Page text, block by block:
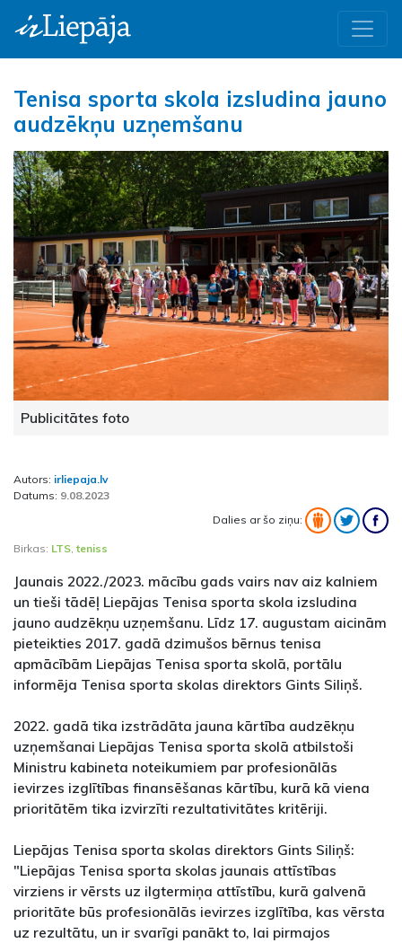
Tenisa sporta skola izsludina jauno
audzēkņu uzņemšanu
Publicitātes foto
Autors: irliepaja.lv
Datums: 9.08.2023
Dalies ar šo ziņu:
Birkas: LTS,teniss
Jaunais 2022./2023. mācību gads vairs nav aiz kalniem
un tieši tādēļ Liepājas Tenisa sporta skola izsludina
jauno audzēkņu uzņemšanu. Līdz 17. augustam aicinām
pieteikties 2017. gadā dzimušos bērnus tenisa
apmācībām Liepājas Tenisa sporta skolā, portālu
informēja Tenisa sporta skolas direktors Gints Siliņš.
2022. gadā tika izstrādāta jauna kārtība audzēkņu
uzņemšanai Liepājas Tenisa sporta skolā atbilstoši
Ministru kabineta noteikumiem par profesionālās
ievirzes izglītības finansēšanas kārtību, kurā kā viena
prioritātēm tika izvirzīti rezultativitātes kritēriji.
Liepājas Tenisa sporta skolas direktors Gints Siliņš:
"Liepājas Tenisa sporta skolas jaunais attīstības
virziens ir vērsts uz ilgtermiņa attīstību, kurā galvenā
prioritāte būs profesionālās ievirzes izglītība, kas vērsta
uz rezultātu, un ir svarīgi panākt to, lai pirmajos